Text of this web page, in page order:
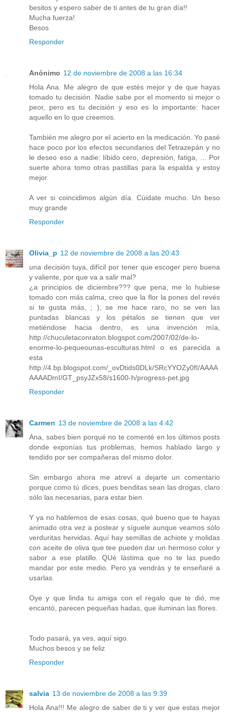
besitos y espero saber de ti antes de tu gran día!!
Mucha fuerza!
Besos
Responder
Anónimo 12 de noviembre de 2008 a las 16:34
Hola Ana. Me alegro de que estés mejor y de que hayas
tomado tu decisión. Nadie sabe por el momento si mejor o
peor, pero es tu decisión y eso es lo importante: hacer
aquello en lo que creemos.
También me alegro por el acierto en la medicación. Yo pasé
hace poco por los efectos secundarios del Tetrazepán y no
le deseo eso a nadie: líbido cero, depresión, fatiga, ... Por
suerte ahora tomo otras pastillas para la espalda y estoy
mejor.
A ver si coincidimos algún día. Cúidate mucho. Un beso
muy grande
Responder
Olivia_p 12 de noviembre de 2008 a las 20:43
una decisión tuya, difícil por tener que escoger pero buena
y valiente, por que va a salir mal?
¿a principios de diciembre??? que pena, me lo hubiese
tomado con más calma, creo que la flor la pones del revés
si te gusta más, ; ), se me hace raro, no se ven las
puntadas blancas y los pétalos se tienen que ver
metiéndose hacia dentro, es una invención mía,
http://chuculetaconraton.blogspot.com/2007/02/de-lo-
enorme-lo-pequeounas-esculturas.html o es parecida a
esta
http://4.bp.blogspot.com/_ovDtids0DLk/SRcYYOZy0fI/AAAA
AAAADmI/GT_psyJZx58/s1600-h/progress-pet.jpg
Responder
Carmen 13 de noviembre de 2008 a las 4:42
Ana, sabes bien porqué no te comenté en los últimos posts
donde exponías tus problemas, hemos hablado largo y
tendido por ser compañeras del mismo dolor.
Sin embargo ahora me atreví a dejarte un comentario
porque como tú dices, pues benditas sean las drogas, claro
sólo las necesarias, para estar bien.
Y ya no hablemos de esas cosas, qué bueno que te hayas
animado otra vez a postear y síguele aunque veamos sólo
verduritas hervidas. Aquí hay semillas de achiote y molidas
con aceite de oliva que tee pueden dar un hermoso color y
sabor a ese platillo. QUé lástima que no te las puedo
mandar por este medio. Pero ya vendrás y te enseñaré a
usarlas.
Oye y que linda tu amiga con el regalo que te dió, me
encantó, parecen pequeñas hadas, que iluminan las flores.
Todo pasará, ya ves, aquí sigo.
Muchos besos y se feliz
Responder
salvia 13 de noviembre de 2008 a las 9:39
Hola Ana!!! Me alegro de saber de ti y ver que estas mejor